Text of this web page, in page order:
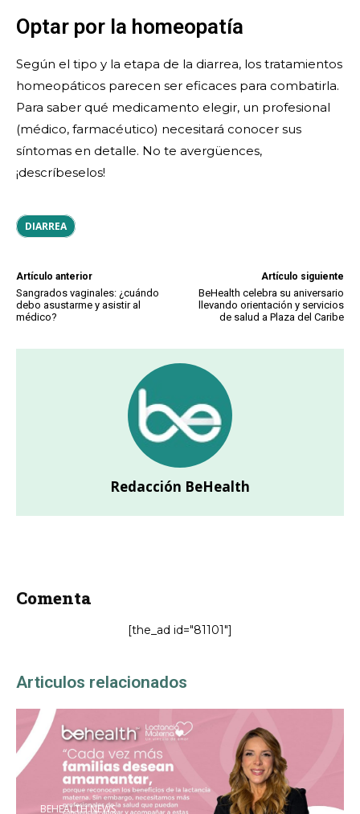
Optar por la homeopatía
Según el tipo y la etapa de la diarrea, los tratamientos
homeopáticos parecen ser eficaces para combatirla.
Para saber qué medicamento elegir, un profesional
(médico, farmacéutico) necesitará conocer sus
síntomas en detalle. No te avergüences,
¡descríbeselos!
DIARREA
Artículo anterior
Sangrados vaginales: ¿cuándo
debo asustarme y asistir al
médico?
Artículo siguiente
BeHealth celebra su aniversario
llevando orientación y servicios
de salud a Plaza del Caribe
Redacción BeHealth
Comenta
[the_ad id="81101"]
Articulos relacionados
BEHEALTH NEWS